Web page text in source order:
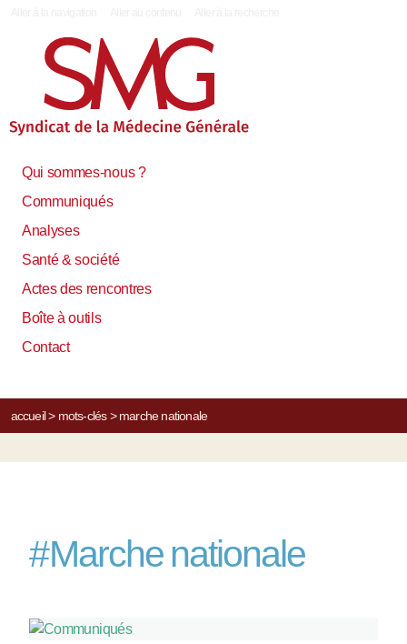
Qui sommes-nous ?
Communiqués
Analyses
Santé & société
Actes des rencontres
Boîte à outils
Contact
accueil> mots-clés> marche nationale
#Marche nationale